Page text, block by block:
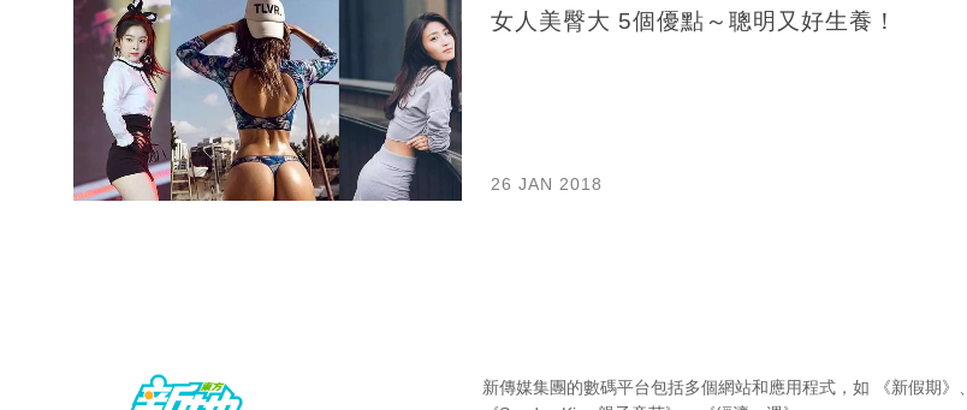
女人美臀大 5個優點～聰明又好生養！
26 JAN 2018
新傳媒集團的數碼平台包括多個網站和應用程式，如 《新假期》 、